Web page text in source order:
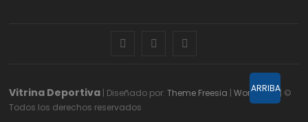
facebook twitter
Vitrina Deportiva | Diseñado por:Theme Freesia |WordPress| ©
Todos los derechos reservados
ARRIBA